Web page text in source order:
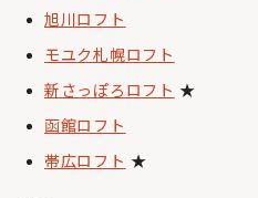
旭川ロフト
モユク札幌ロフト
新さっぽろロフト ★
函館ロフト
帯広ロフト ★